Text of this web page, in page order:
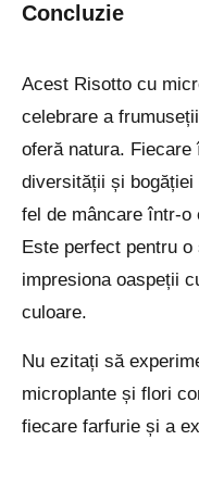
Concluzie
Acest Risotto cu
celebrare a
oferă natura. Fiecare
diversității și
fel de mâncare într-o
Este perfect pentru
impresiona oaspeții
culoare.
Nu ezitați să
microplante și flori
fiecare farfurie și a